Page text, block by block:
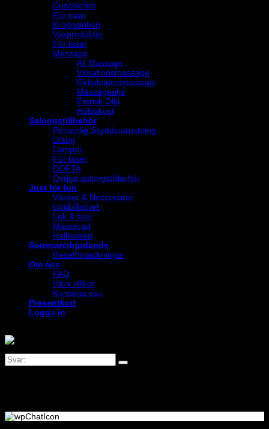
Duschkräm
För män
Kroppslotion
Vaxprodukter
För laser
Massage
All Massage
Vibrationsmassage
Cirkulationsmassage
Massageolja
Eterisk Olja
Hälsokost
Salongstillbehör
Personlig Skyddsutrustning
Utsug
Lampor
För laser
DOFTA
Övriga salongstillbehör
Just for fun
Väskor & Neccesärer
Uppblåsbart
Lek & skoj
Maskerad
Halloween
Sommarerbjudande
Reseförpackningar
Om oss
FAQ
Våra villkor
Kontakta oss
Presentkort
Logga in